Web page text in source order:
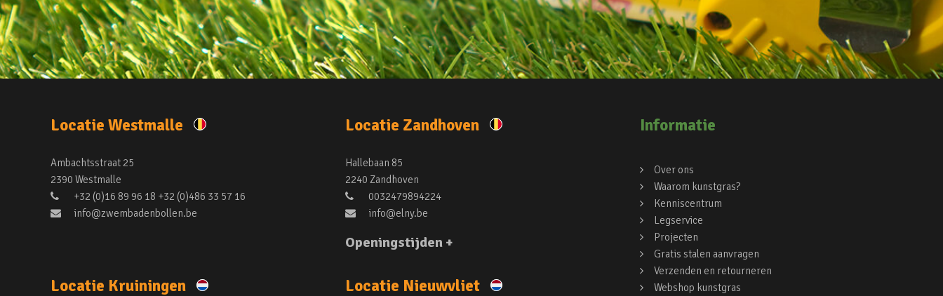
Locatie Westmalle
Ambachtsstraat 25
2390 Westmalle
+32 (0)16 89 96 18 +32 (0)486 33 57 16
info@zwembadenbollen.be
Locatie Zandhoven
Hallebaan 85
2240 Zandhoven
0032479894224
info@elny.be
Openingstijden +
Locatie Kruiningen Locatie Nieuwvliet
Informatie
Over ons
Waarom kunstgras?
Kenniscentrum
Legservice
Projecten
Gratis stalen aanvragen
Verzenden en retourneren
Webshop kunstgras